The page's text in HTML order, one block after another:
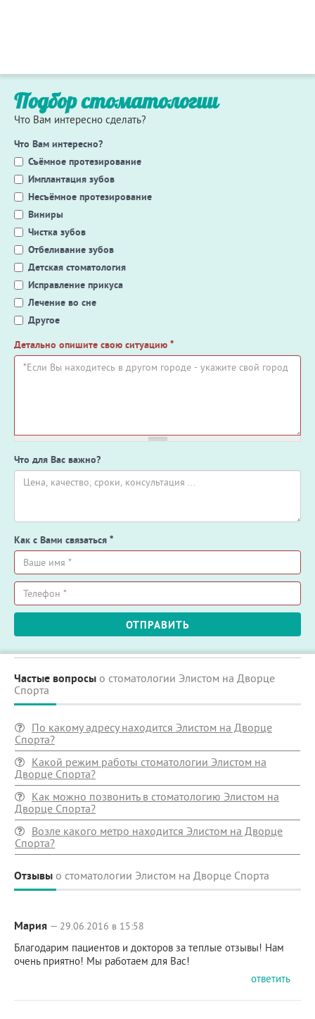
Подбор стоматологии
Что Вам интересно сделать?
Что Вам интересно?
Съёмное протезирование
Имплантация зубов
Несъёмное протезирование
Виниры
Чистка зубов
Отбеливание зубов
Детская стоматология
Исправление прикуса
Лечение во сне
Другое
Детально опишите свою ситуацию *
Что для Вас важно?
Как с Вами связаться *
Ваше
имя
*
Телефон
ОТПРАВИТЬ
Частые вопросы о стоматологии Элистом на Дворце
Спорта
По какому адресу находится Элистом на Дворце
Спорта?
Какой режим работы стоматологии Элистом на
Дворце Спорта?
Как можно позвонить в стоматологию Элистом на
Дворце Спорта?
Возле какого метро находится Элистом на Дворце
Спорта?
Отзывы о стоматологии Элистом на Дворце Спорта
Мария — 29.06.2016 в 15:58
Благодарим пациентов и докторов за теплые отзывы! Нам
очень приятно! Мы работаем для Вас!
ответить